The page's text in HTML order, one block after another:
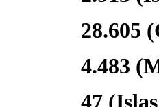
28.605
4.483
47